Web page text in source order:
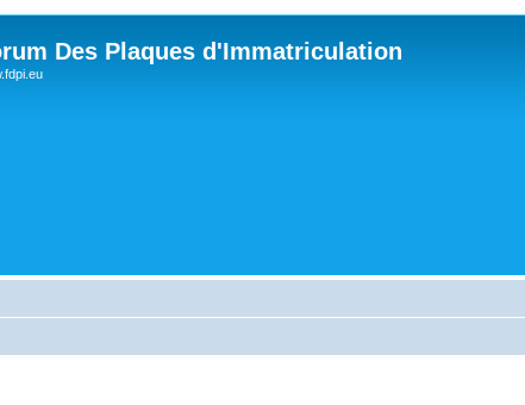
Des Plaques d'Immatriculation